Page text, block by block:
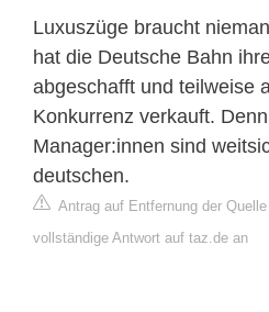
Luxuszüge braucht
hat die Deutsche Bahn
abgeschafft und teilweise
Konkurrenz verkauft.
Manager:innen sind
deutschen.
Antrag auf Entfernung der Quelle
vollständige Antwort auf taz.de an